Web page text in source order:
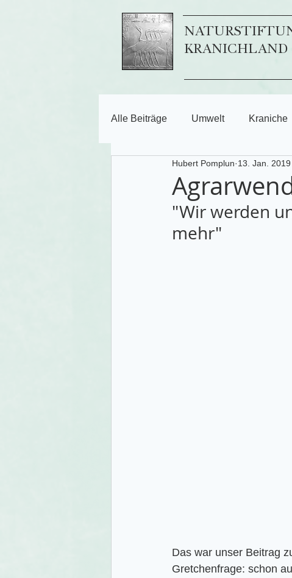
KRANICHLAND
Alle Beiträge Umwelt Kraniche
Hubert Pomplun 13. Jan. 2019
"Wir werden
mehr"
Das war unser Beitrag
Gretchenfrage: schon